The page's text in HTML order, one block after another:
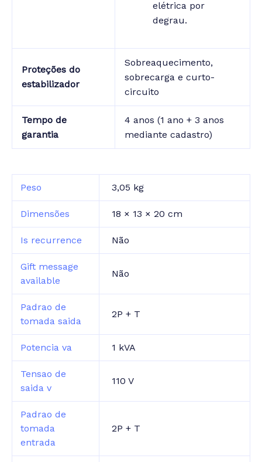
elétrica por
degrau.
Proteções do
estabilizador
Sobreaquecimento,
sobrecarga e curto-
circuito
Tempo de
garantia
4 anos (1 ano + 3 anos
mediante cadastro)
Peso 3,05 kg
Dimensões 18 × 13 × 20 cm
Is recurrence Não
Gift message
available
Não
Padrao de
tomada saida
2P + T
Potencia va 1 kVA
Tensao de
saida v
110 V
Padrao de
tomada
entrada
2P + T